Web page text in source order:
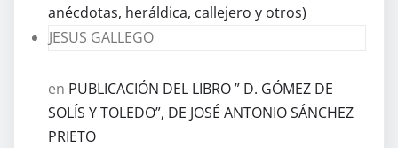
anécdotas, heráldica, callejero y otros)
JESUS GALLEGO
en PUBLICACIÓN DEL LIBRO ” D. GÓMEZ DE
SOLÍS Y TOLEDO”, DE JOSÉ ANTONIO SÁNCHEZ
PRIETO